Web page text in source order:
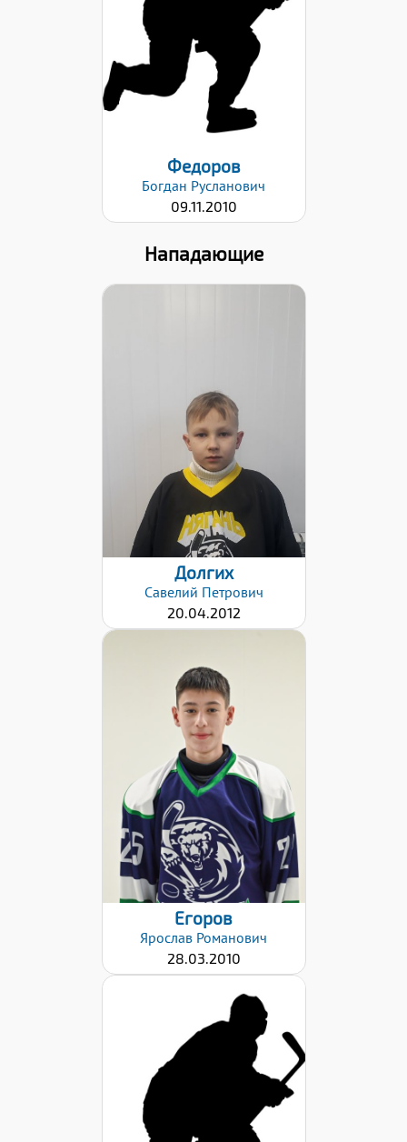
Федоров
Богдан Русланович
09.11.2010
Нападающие
Дата заявки:
26.01.2021
Долгих
Савелий Петрович
20.04.2012
Хват клюшки:
Правый
Дата заявки:
26.01.2021
Егоров
Ярослав Романович
28.03.2010